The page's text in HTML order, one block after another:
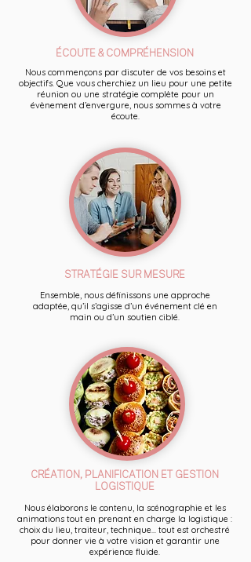
ÉCOUTE & COMPRÉHENSION
Nous commençons par discuter de vos besoins et
objectifs. Que vous cherchiez un lieu pour une petite
réunion ou une stratégie complète pour un
évènement d’envergure, nous sommes à votre
écoute.
STRATÉGIE SUR MESURE
Ensemble, nous définissons une approche
adaptée, qu’il s’agisse d’un événement clé en
main ou d’un soutien ciblé.
CRÉATION, PLANIFICATION ET GESTION
LOGISTIQUE
Nous élaborons le contenu, la scénographie et les
animations tout en prenant en charge la logistique :
choix du lieu, traiteur, technique... tout est orchestré
pour donner vie à votre vision et garantir une
expérience fluide.